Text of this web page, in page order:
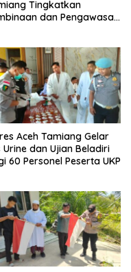
Tingkatkan
dan Pengawasan
Aceh Tamiang Gelar
Urine dan Ujian Beladiri
60 Personel Peserta UKP